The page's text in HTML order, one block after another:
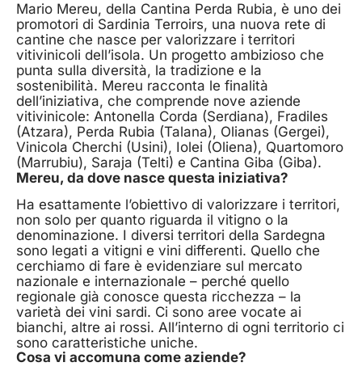
Mario Mereu, della Cantina Perda Rubia, è uno dei
promotori di Sardinia Terroirs, una nuova rete di
cantine che nasce per valorizzare i territori
vitivinicoli dell’isola. Un progetto ambizioso che
punta sulla diversità, la tradizione e la
sostenibilità. Mereu racconta le finalità
dell’iniziativa, che comprende nove aziende
vitivinicole: Antonella Corda (Serdiana), Fradiles
(Atzara), Perda Rubia (Talana), Olianas (Gergei),
Vinicola Cherchi (Usini), Iolei (Oliena), Quartomoro
(Marrubiu), Saraja (Telti) e Cantina Giba (Giba).
Mereu, da dove nasce questa iniziativa?
Ha esattamente l’obiettivo di valorizzare i territori,
non solo per quanto riguarda il vitigno o la
denominazione. I diversi territori della Sardegna
sono legati a vitigni e vini differenti. Quello che
cerchiamo di fare è evidenziare sul mercato
nazionale e internazionale – perché quello
regionale già conosce questa ricchezza – la
varietà dei vini sardi. Ci sono aree vocate ai
bianchi, altre ai rossi. All’interno di ogni territorio ci
sono caratteristiche uniche.
Cosa vi accomuna come aziende?